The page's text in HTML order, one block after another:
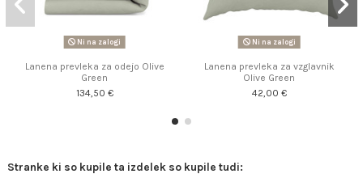
Ni na zalogi
Lanena prevleka za odejo Olive
Green
134,50 €
Ni na zalogi
Lanena prevleka za vzglavnik
Olive Green
42,00 €
Stranke ki so kupile ta izdelek so kupile tudi: